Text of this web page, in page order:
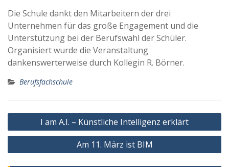
Die Schule dankt den Mitarbeitern der drei
Unternehmen für das große Engagement und die
Unterstützung bei der Berufswahl der Schüler.
Organisiert wurde die Veranstaltung
dankenswerterweise durch Kollegin R. Börner.
Berufsfachschule
Beitragsnavigation
I am A.I. – Künstliche Intelligenz erklärt
Am 11. März ist BIM